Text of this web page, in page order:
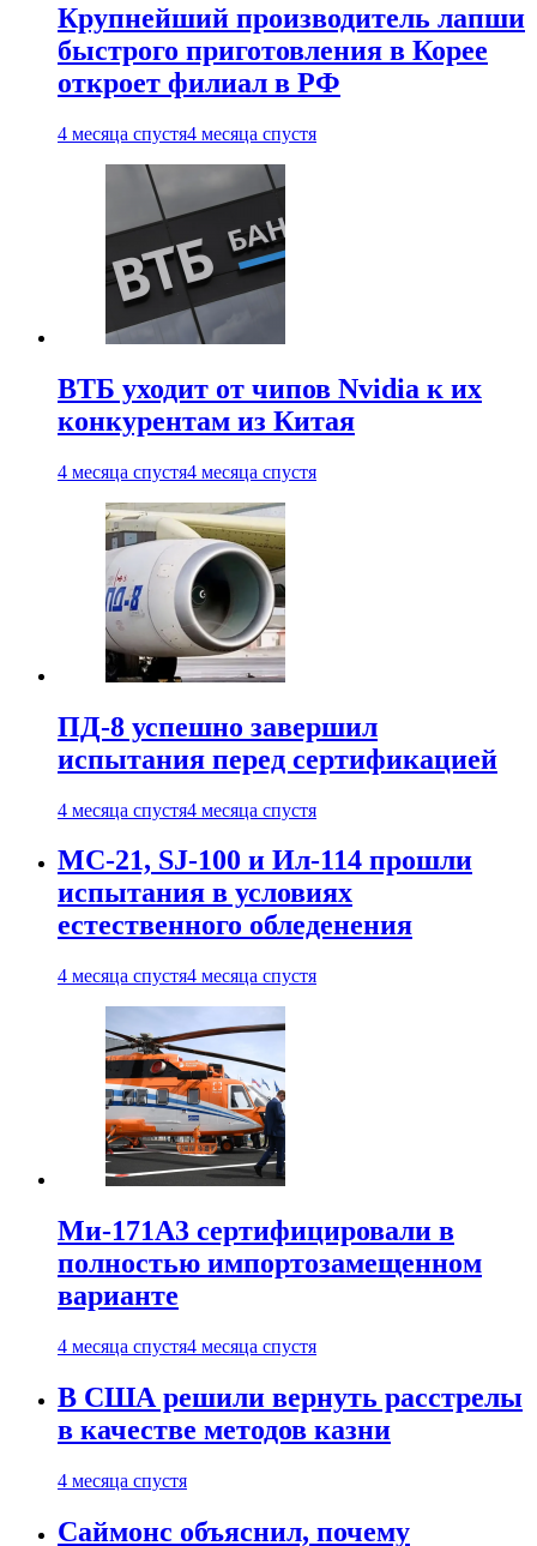
Крупнейший производитель лапши
быстрого приготовления в Корее
откроет филиал в РФ
4 месяца спустя4 месяца спустя
ВТБ уходит от чипов Nvidia к их
конкурентам из Китая
4 месяца спустя4 месяца спустя
ПД-8 успешно завершил
испытания перед сертификацией
4 месяца спустя4 месяца спустя
МС-21, SJ-100 и Ил-114 прошли
испытания в условиях
естественного обледенения
4 месяца спустя4 месяца спустя
Ми-171А3 сертифицировали в
полностью импортозамещенном
варианте
4 месяца спустя4 месяца спустя
В США решили вернуть расстрелы
в качестве методов казни
4 месяца спустя
Саймонс объяснил, почему